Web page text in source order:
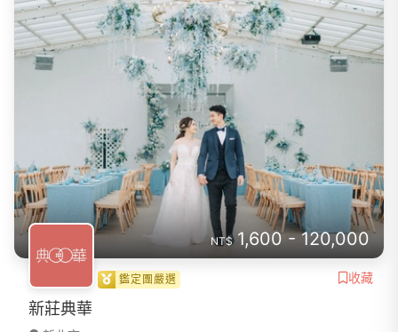
NT$ 1,600 - 120,000
鑑定團嚴選 收藏
新莊典華